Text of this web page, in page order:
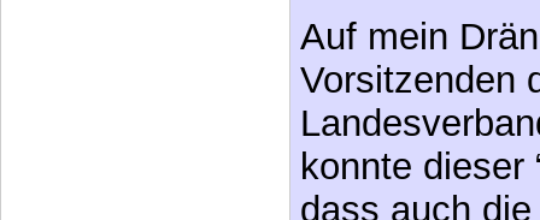
Auf mein
Vorsitzenden
konnte dieser
dass auch